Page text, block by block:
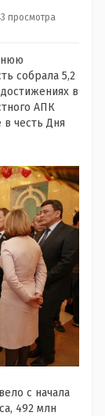
просмотра
собрала 5,2
в
АПК
в честь Дня
с начала
492 млн